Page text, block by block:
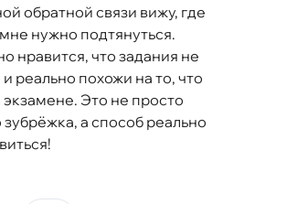
обратной связи вижу, где
нужно подтянуться.
нравится, что задания не
реально похожи на то, что
экзамене. Это не просто
зубрёжка, а способ реально